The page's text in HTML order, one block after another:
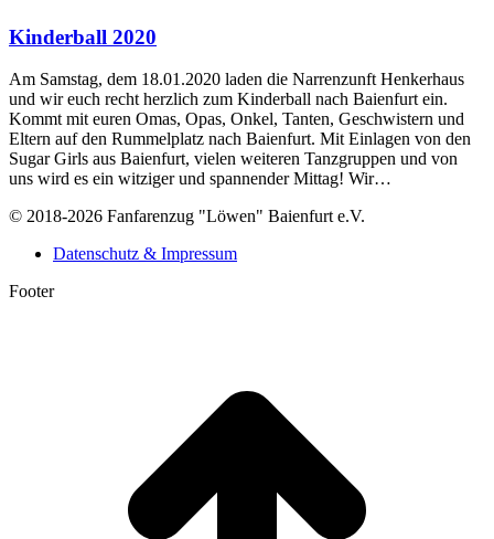
Kinderball 2020
Am Samstag, dem 18.01.2020 laden die Narrenzunft Henkerhaus
und wir euch recht herzlich zum Kinderball nach Baienfurt ein.
Kommt mit euren Omas, Opas, Onkel, Tanten, Geschwistern und
Eltern auf den Rummelplatz nach Baienfurt. Mit Einlagen von den
Sugar Girls aus Baienfurt, vielen weiteren Tanzgruppen und von
uns wird es ein witziger und spannender Mittag! Wir…
© 2018-2026 Fanfarenzug "Löwen" Baienfurt e.V.
Datenschutz & Impressum
Footer